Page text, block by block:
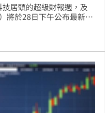
居頭的超級財報週，及
將於28日下午公布最新利
灣時間晚間10時45分，
綜合指數上漲75.40點或